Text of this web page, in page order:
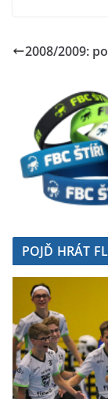
2008/2009:
POJĎ HRÁT